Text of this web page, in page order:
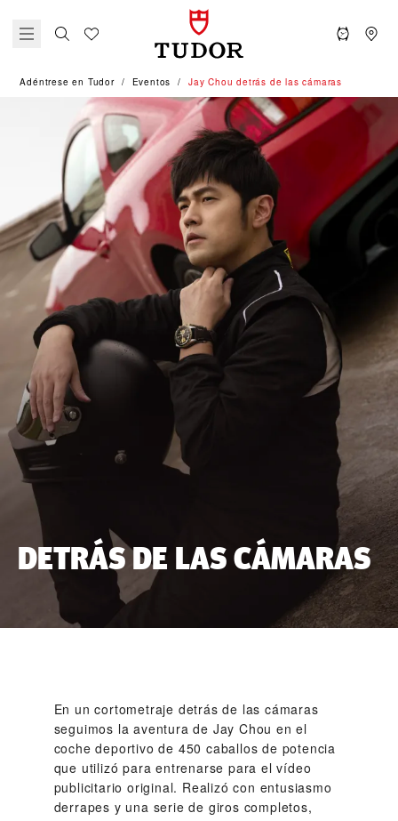
Adéntrese en Tudor Eventos Jay Chou detrás de las cámaras
DETRÁS DE LAS CÁMARAS
En un cortometraje detrás de las cámaras
seguimos la aventura de Jay Chou en el
coche deportivo de 450 caballos de potencia
que utilizó para entrenarse para el vídeo
publicitario original. Realizó con entusiasmo
derrapes y una serie de giros completos,